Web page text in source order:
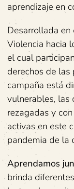
aprendizaje en
Desarrollada
Violencia hacia
el cual
derechos de las
campaña está
vulnerables, las
rezagadas y
activas en este
pandemia de la
Aprendamos
brinda